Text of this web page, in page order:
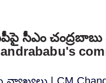
సీఎం చంద్రబాబు